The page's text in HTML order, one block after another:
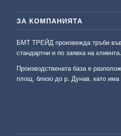
ЗА КОМПАНИЯТА
БМТ ТРЕЙД произвежда тръби
стандартни и по заявка на клиента.
Производствената база е
площ, близо до р. Дунав, като